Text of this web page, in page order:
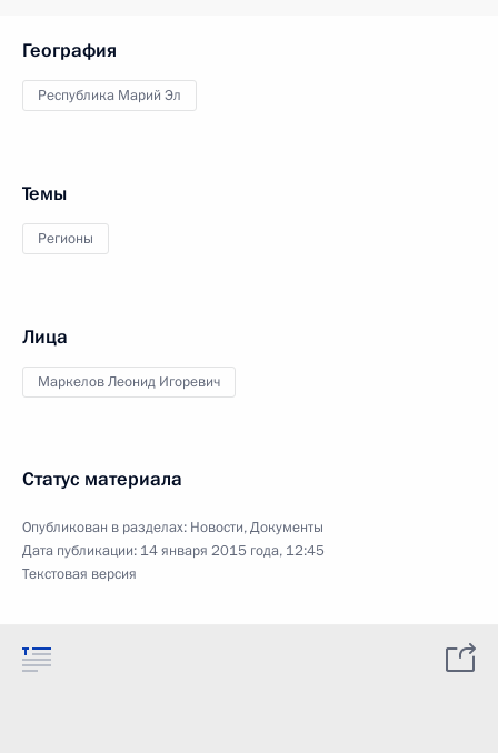
География
Республика Марий Эл
Темы
Регионы
Лица
Маркелов Леонид Игоревич
Статус материала
Опубликован в разделах: Новости,Документы
Дата публикации: 14 января 2015 года, 12:45
Текстовая версия